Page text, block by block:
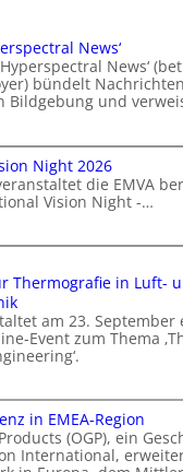
News‘
News‘
bündelt
Bildgebung und
Night 2026
die EMVA
Vision Night -…
Thermografie in Luft-
am 23. September
Event zum Thema
in EMEA-Region
(OGP), ein
International,